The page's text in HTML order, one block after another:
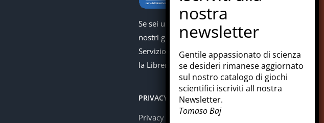
Se sei un docente puoi acquistare i
nostri giochi con la carta del docente.
Servizio offerto in collaborazione con
la Libreria Colosi di Messina.
PRIVACY
Privacy policy
Gentile appassionato di scienza
se desideri rimanese aggiornato
sul nostro catalogo di giochi
scientifici iscriviti all nostra
Newsletter.
Tomaso Baj